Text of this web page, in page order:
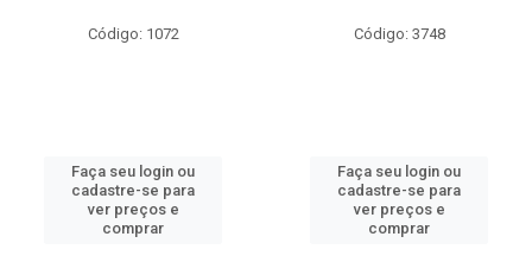
Código: 1072
Faça seu login ou
cadastre-se para
ver preços e
comprar
Código: 3748
Faça seu login ou
cadastre-se para
ver preços e
comprar